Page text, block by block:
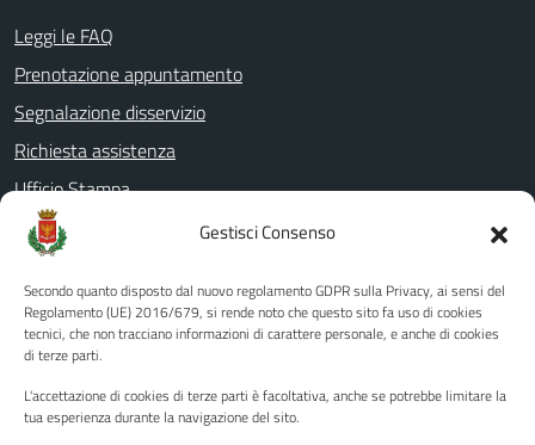
Gestisci Consenso
Secondo quanto disposto dal nuovo regolamento GDPR sulla Privacy, ai sensi del
Regolamento (UE) 2016/679, si rende noto che questo sito fa uso di cookies
tecnici, che non tracciano informazioni di carattere personale, e anche di cookies
di terze parti.
L'accettazione di cookies di terze parti è facoltativa, anche se potrebbe limitare la
tua esperienza durante la navigazione del sito.
Leggi le FAQ
Prenotazione appuntamento
Segnalazione disservizio
Richiesta assistenza
Ufficio Stampa
Amministrazione Trasparente
Albo pretorio
Informativa privacy
Note legali
Piano di miglioramento del sito